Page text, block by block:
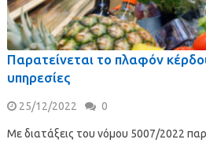
Παρατείνεται το πλαφόν
υπηρεσίες
25/12/2022 0
Με διατάξεις του νόμου 5007/2022